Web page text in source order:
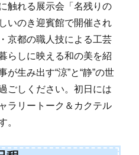
触れる展示会「名残りの
いのき迎賓館で開催され
京都の職人技による工芸
らしに映える和の美を紹
生み出す“涼”と“静”の世
ごしください。初日には
ラリートーク＆カクテル
。